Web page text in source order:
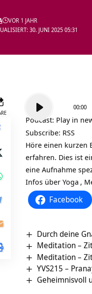
30. JUNI 2025 05:31
VOR 1 JAHR
Player
00:00
Podcast: Play in
Subscribe: RSS
Höre einen kurzen
erfahren. Dies ist
eine Aufnahme
Infos über Yoga ,
Facebook
Durch deine
Meditation –
Meditation –
YVS215 –
Geheimnisvoll